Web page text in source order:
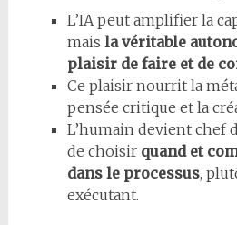
L’IA peut amplifier la
mais la véritable
plaisir de faire et de
Ce plaisir nourrit la
pensée critique et la
L’humain devient chef
de choisir quand et
dans le processus,
exécutant.